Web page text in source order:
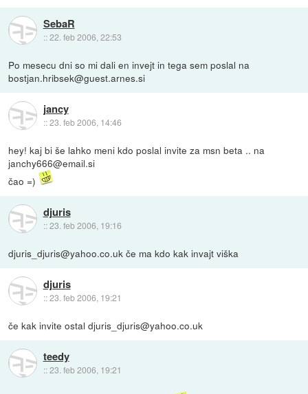
SebaR
::22. feb 2006, 22:53
Po mesecu dni so mi dali en invejt in tega sem poslal na
bostjan.hribsek@guest.arnes.si
jancy
::23. feb 2006, 14:46
hey! kaj bi še lahko meni kdo poslal invite za msn beta .. na
janchy666@email.si
čao =)
djuris
::23. feb 2006, 19:16
djuris_djuris@yahoo.co.uk če ma kdo kak invajt viška
djuris
::23. feb 2006, 19:21
če kak invite ostal djuris_djuris@yahoo.co.uk
teedy
::23. feb 2006, 19:21